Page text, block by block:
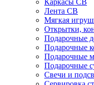
Каркасы СВ
Лента СВ
Мягкая
Открытки,
Подарочные
Подарочные
Подарочные
Подарочные
Свечи и